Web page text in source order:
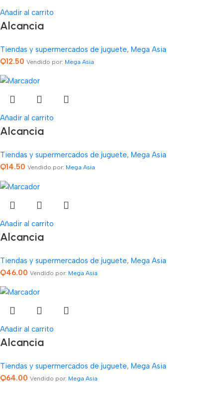
Añadir al carrito
Alcancia
Tiendas y supermercados de juguete, Mega Asia
Q12.50 Vendido por: Mega Asia
Añadir al carrito
Alcancia
Tiendas y supermercados de juguete, Mega Asia
Q14.50 Vendido por: Mega Asia
Añadir al carrito
Alcancia
Tiendas y supermercados de juguete, Mega Asia
Q46.00 Vendido por: Mega Asia
Añadir al carrito
Alcancia
Tiendas y supermercados de juguete, Mega Asia
Q64.00 Vendido por: Mega Asia